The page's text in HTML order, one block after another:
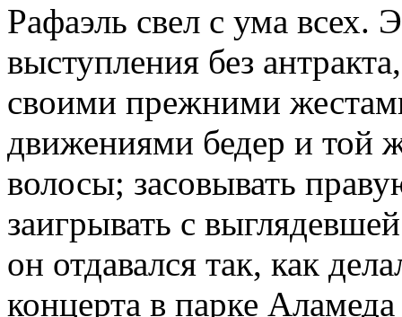
Рафаэль свел с ума всех.
выступления без
своими прежними
движениями бедер и той
волосы; засовывать
заигрывать с
он отдавался так, как
концерта в парке